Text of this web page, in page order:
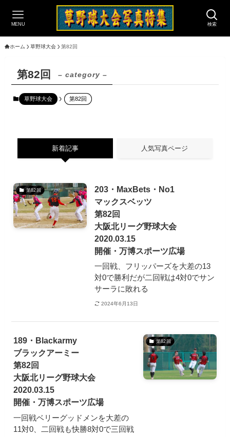
検索
MENU
ホーム 草野球大会 第82回
第82回 – category –
草野球大会 第82回
新着記事 人気写真ページ
第82回
203・MaxBets・No1
マックスベッツ
第82回
大阪北リーグ野球大会
2020.03.15
開催・万博スポーツ広場
一回戦、フリッパーズを大差の13
対0で勝利だが二回戦は4対0でサン
サーラに敗れる
2024年6月13日
第82回
189・Blackarmy
ブラックアーミー
第82回
大阪北リーグ野球大会
2020.03.15
開催・万博スポーツ広場
一回戦ベリーグッドメンを大差の
11対0、二回戦も快勝8対0で三回戦